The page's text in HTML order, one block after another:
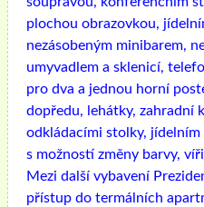
plochou obrazovkou,
nezásobeným minibarem,
umyvadlem a sklenicí,
pro dva a jednou horní
dopředu, lehátky, zahradní
odkládacími stolky,
s možností změny barvy,
Mezi další vybavení
přístup do termálních